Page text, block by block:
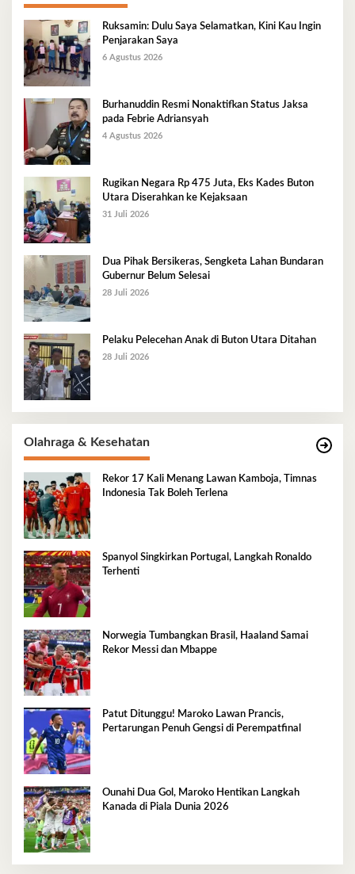
Ruksamin: Dulu Saya Selamatkan, Kini Kau Ingin
Penjarakan Saya
6 Agustus 2026
Burhanuddin Resmi Nonaktifkan Status Jaksa
pada Febrie Adriansyah
4 Agustus 2026
Rugikan Negara Rp 475 Juta, Eks Kades Buton
Utara Diserahkan ke Kejaksaan
31 Juli 2026
Dua Pihak Bersikeras, Sengketa Lahan Bundaran
Gubernur Belum Selesai
28 Juli 2026
Pelaku Pelecehan Anak di Buton Utara Ditahan
28 Juli 2026
Olahraga & Kesehatan
Rekor 17 Kali Menang Lawan Kamboja, Timnas
Indonesia Tak Boleh Terlena
Spanyol Singkirkan Portugal, Langkah Ronaldo
Terhenti
Norwegia Tumbangkan Brasil, Haaland Samai
Rekor Messi dan Mbappe
Patut Ditunggu! Maroko Lawan Prancis,
Pertarungan Penuh Gengsi di Perempatfinal
Ounahi Dua Gol, Maroko Hentikan Langkah
Kanada di Piala Dunia 2026